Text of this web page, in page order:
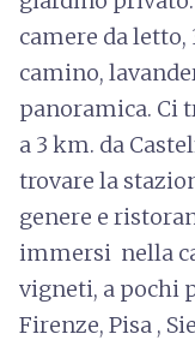
camere da letto,
camino,
panoramica. Ci
a 3 km. da
trovare la
genere e
immersi nella
vigneti, a pochi
Firenze, Pisa ,